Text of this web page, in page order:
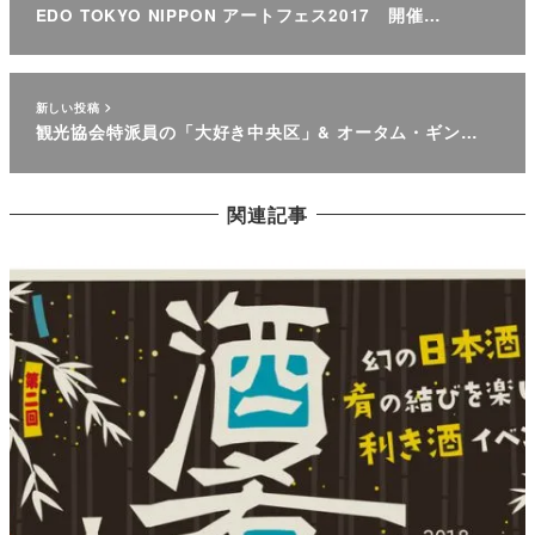
EDO TOKYO NIPPON アートフェス2017 開催…
新しい投稿
観光協会特派員の「大好き中央区」& オータム・ギン…
関連記事